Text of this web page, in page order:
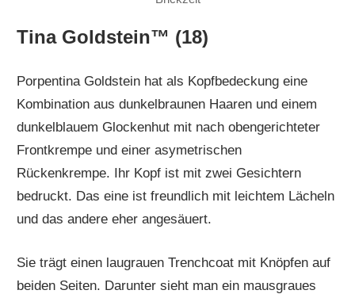
Tina Goldstein™ (18)
Porpentina Goldstein hat als Kopfbedeckung eine
Kombination aus dunkelbraunen Haaren und einem
dunkelblauem Glockenhut mit nach obengerichteter
Frontkrempe und einer asymetrischen
Rückenkrempe. Ihr Kopf ist mit zwei Gesichtern
bedruckt. Das eine ist freundlich mit leichtem Lächeln
und das andere eher angesäuert.
Sie trägt einen laugrauen Trenchcoat mit Knöpfen auf
beiden Seiten. Darunter sieht man ein mausgraues